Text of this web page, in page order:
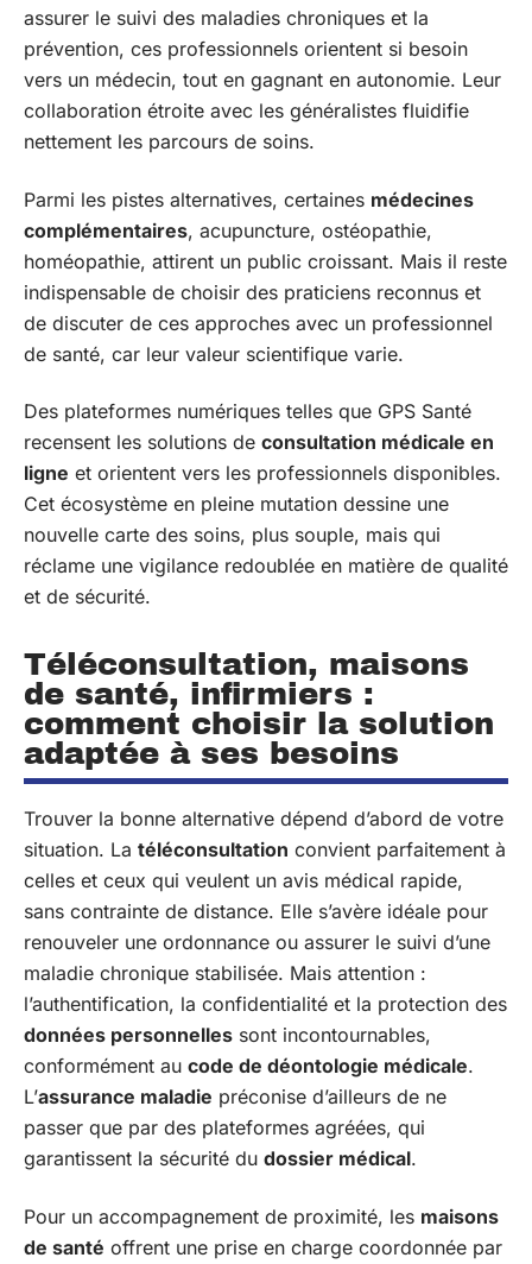
assurer le suivi des maladies chroniques et la
prévention, ces professionnels orientent si besoin
vers un médecin, tout en gagnant en autonomie. Leur
collaboration étroite avec les généralistes fluidifie
nettement les parcours de soins.
Parmi les pistes alternatives, certaines médecines
complémentaires, acupuncture, ostéopathie,
homéopathie, attirent un public croissant. Mais il reste
indispensable de choisir des praticiens reconnus et
de discuter de ces approches avec un professionnel
de santé, car leur valeur scientifique varie.
Des plateformes numériques telles que GPS Santé
recensent les solutions de consultation médicale en
ligne et orientent vers les professionnels disponibles.
Cet écosystème en pleine mutation dessine une
nouvelle carte des soins, plus souple, mais qui
réclame une vigilance redoublée en matière de qualité
et de sécurité.
Téléconsultation, maisons
de santé, infirmiers :
comment choisir la solution
adaptée à ses besoins
Trouver la bonne alternative dépend d’abord de votre
situation. La téléconsultation convient parfaitement à
celles et ceux qui veulent un avis médical rapide,
sans contrainte de distance. Elle s’avère idéale pour
renouveler une ordonnance ou assurer le suivi d’une
maladie chronique stabilisée. Mais attention :
l’authentification, la confidentialité et la protection des
données personnelles sont incontournables,
conformément au code de déontologie médicale.
L’assurance maladie préconise d’ailleurs de ne
passer que par des plateformes agréées, qui
garantissent la sécurité du dossier médical.
Pour un accompagnement de proximité, les maisons
de santé offrent une prise en charge coordonnée par